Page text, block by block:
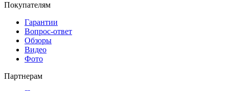
Покупателям
Гарантии
Вопрос-ответ
Обзоры
Видео
Фото
Партнерам